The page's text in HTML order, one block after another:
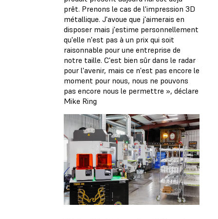
prêt. Prenons le cas de l'impression 3D
métallique. J'avoue que j'aimerais en
disposer mais j'estime personnellement
qu'elle n'est pas à un prix qui soit
raisonnable pour une entreprise de
notre taille. C'est bien sûr dans le radar
pour l'avenir, mais ce n'est pas encore le
moment pour nous, nous ne pouvons
pas encore nous le permettre », déclare
Mike Ring